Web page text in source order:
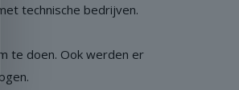
technische bedrijven.
te doen. Ook werden er